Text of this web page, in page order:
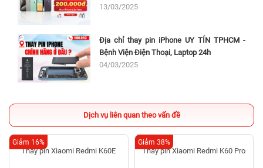
13/03/2025
Địa chỉ thay pin iPhone UY TÍN TPHCM -
Bệnh Viện Điện Thoại, Laptop 24h
04/03/2025
Dịch vụ liên quan theo vấn đề
Thay pin Xiaomi Redmi K60E
Giảm 16%
Thay pin Xiaomi Redmi K60 Pro
Giảm 38%